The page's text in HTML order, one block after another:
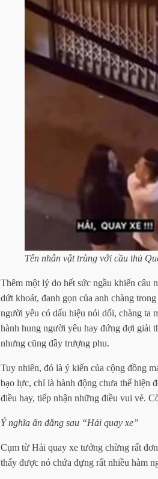
Tên nhân vật trùng với cầu thủ
Thêm một lý do hết sức ngầu khiến câu
dứt khoát, đanh gọn của anh chàng
người yêu có dấu hiệu nói dối, chàng ta
hành hung người yêu hay đứng đợi giải
nhưng cũng đầy trượng phu.
Tuy nhiên, đó là ý kiến của cộng đồng
bạo lực, chỉ là hành động chưa thể hiện
điều hay, tiếp nhận những điều vui vẻ.
Ý nghĩa ẩn đằng sau “Hải quay xe”
Cụm từ Hải quay xe tưởng chừng rất
thấy được nó chứa đựng rất nhiều hàm